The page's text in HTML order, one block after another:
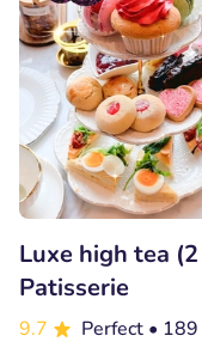
Luxe high tea
Patisserie
9.7 Perfect •